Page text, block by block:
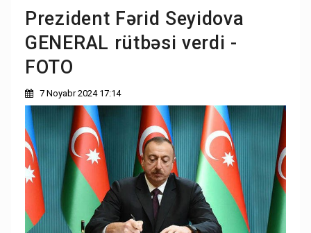
Prezident Fərid Seyidova
GENERAL rütbəsi verdi -
FOTO
7 Noyabr 2024 17:14